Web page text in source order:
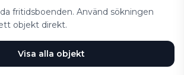
fritidsboenden. Använd sökningen
objekt direkt.
Visa alla objekt